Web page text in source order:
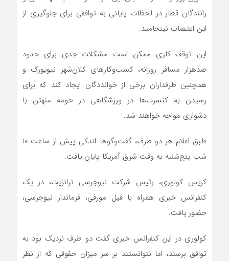
رانندگان قطار در لحظات پایانی به توافقی برای جلوگیری از
این اعتصاب نینجامید.
این توقف کاری ممکن است مشکلات جدی برای حدود
صدهزار مسافر روزانه، کسب‌وکارهای کلان‌شهر نیویورک و
همچنین طرفداران برخی از خوانددگان ایجاد کند که برای
رسیدن به کنسرت‌ها در ورزشگاهی در حومه منهتن با
دشواری مواجه خواهند شد.
طبق اعلام هر دو طرف، گفت‌وگوها اندکی پیش از ساعت 10
شب پنج‌شنبه به وقت شرق آمریکا پایان یافت.
کریس کولوری، رئیس شرکت نیوجرسی ترانزیت، در یک
کنفرانس خبری همراه با فیل مورفی، فرماندار نیوجرسی،
حضور یافت.
کولوری در این کنفرانس خبری گفت دو طرف نزدیک بود به
توافق برسند، اما نتوانستند بر سر میزان حقوقی که از نظر